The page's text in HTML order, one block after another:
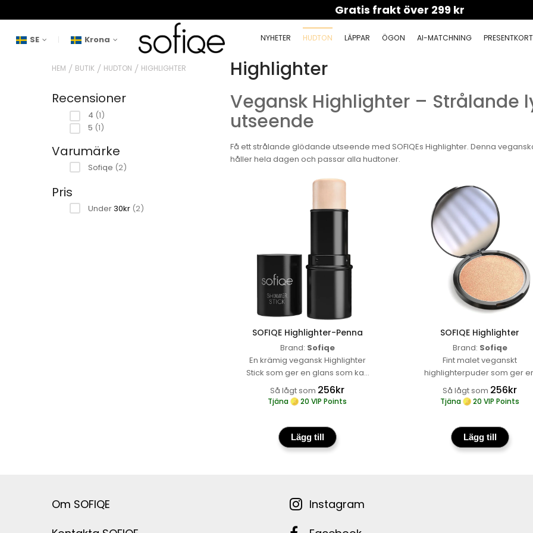
Gratis frakt över 299 kr
SE Krona NYHETER HUDTON LÄPPAR ÖGON AI-MATCHNING PRESENTKORT
HEM BUTIK HUDTON HIGHLIGHTER Highlighter
Vegansk Highlighter – Strålande
utseende
Få ett strålande glödande utseende med SOFIQEs Highlighter. Denna
håller hela dagen och passar alla hudtoner.
SOFIQE Highlighter-penna
SOFIQE Highlighter-Penna
Brand: Sofiqe
Så lågt som 256kr
Tjäna 20 VIP Points
En krämig vegansk Highlighter
Stick som ger en glans som kan
byggas upp, med en
grymhetsfri formula som
Lägg till
SOFIQE HighlighterSOFIQE Highlighter
Brand: Sofiqe
Så lågt som 256kr
Tjäna 20 VIP Points
Fint malet veganskt
highlighterpuder som ger
strålande, grymhetsfri lyster
med en uppbyggbar glans
Lägg till
Recensioner
4 1artikel
5 1artikel
Varumärke
Sofiqe 2artiklar
Pris
Under30kr 2artiklar
Om SOFIQE
Instagram